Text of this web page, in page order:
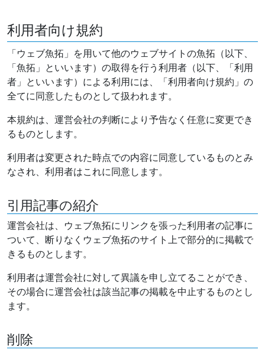
利用者向け規約
「ウェブ魚拓」を用いて他のウェブサイトの魚拓（以下、
「魚拓」といいます）の取得を行う利用者（以下、「利用
者」といいます）による利用には、「利用者向け規約」の
全てに同意したものとして扱われます。
本規約は、運営会社の判断により予告なく任意に変更でき
るものとします。
利用者は変更された時点での内容に同意しているものとみ
なされ、利用者はこれに同意します。
引用記事の紹介
運営会社は、ウェブ魚拓にリンクを張った利用者の記事に
ついて、断りなくウェブ魚拓のサイト上で部分的に掲載で
きるものとします。
利用者は運営会社に対して異議を申し立てることができ、
その場合に運営会社は該当記事の掲載を中止するものとし
ます。
削除